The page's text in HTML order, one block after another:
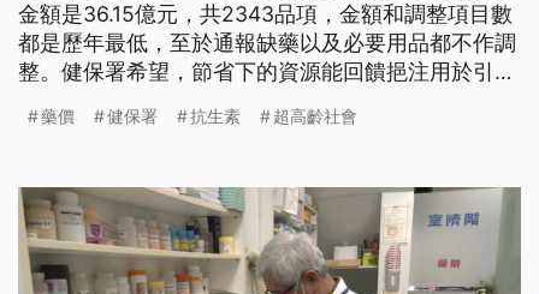
金額是36.15億元，共2343品項，金額和調整項目數
都是歷年最低，至於通報缺藥以及必要用品都不作調
整。健保署希望，節省下的資源能回饋挹注用於引進
測結果，說明合理藥價給付。
藥價 健保署 抗生素 超高齡社會